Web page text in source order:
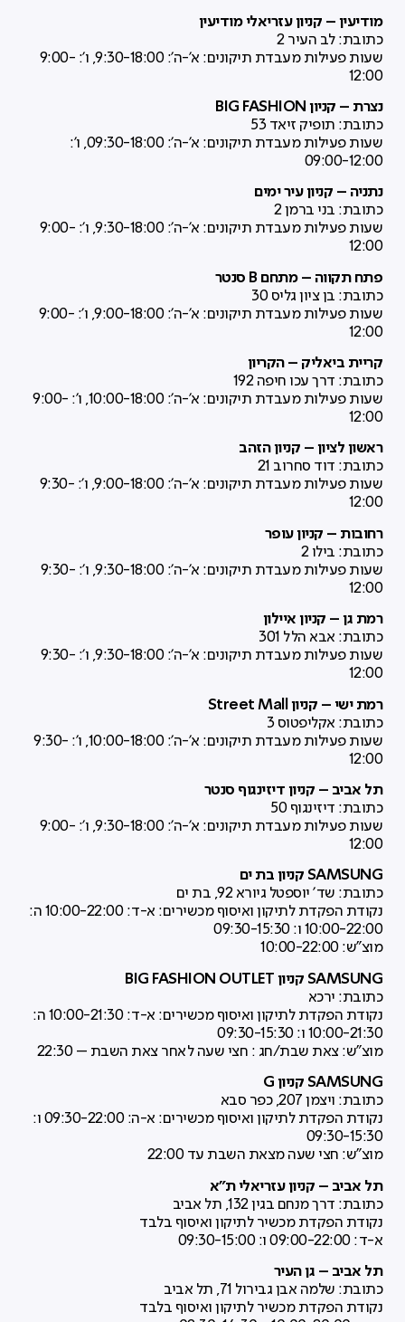
מודיעין – קניון עזריאלי מודיעין
כתובת: לב העיר 2
שעות פעילות מעבדת תיקונים: א'-ה': 9:30-18:00, ו': 9:00-
12:00
נצרת – קניון BIG FASHION
כתובת: תופיק זיאד 53
שעות פעילות מעבדת תיקונים: א'-ה': 09:30-18:00, ו':
09:00-12:00
נתניה – קניון עיר ימים
כתובת: בני ברמן 2
שעות פעילות מעבדת תיקונים: א'-ה': 9:30-18:00, ו': 9:00-
12:00
פתח תקווה – מתחם B סנטר
כתובת: בן ציון גליס 30
שעות פעילות מעבדת תיקונים: א'-ה': 9:00-18:00, ו': 9:00-
12:00
קריית ביאליק – הקריון
כתובת: דרך עכו חיפה 192
שעות פעילות מעבדת תיקונים: א'-ה': 10:00-18:00, ו': 9:00-
12:00
ראשון לציון – קניון הזהב
כתובת: דוד סחרוב 21
שעות פעילות מעבדת תיקונים: א'-ה': 9:00-18:00, ו': 9:30-
12:00
רחובות – קניון עופר
כתובת: בילו 2
שעות פעילות מעבדת תיקונים: א'-ה': 9:30-18:00, ו': 9:30-
12:00
רמת גן – קניון איילון
כתובת: אבא הלל 301
שעות פעילות מעבדת תיקונים: א'-ה': 9:30-18:00, ו': 9:30-
12:00
רמת ישי – קניון Street Mall
כתובת: אקליפטוס 3
שעות פעילות מעבדת תיקונים: א'-ה': 10:00-18:00, ו': 9:30-
12:00
תל אביב – קניון דיזינגוף סנטר
כתובת: דיזינגוף 50
שעות פעילות מעבדת תיקונים: א'-ה': 9:30-18:00, ו': 9:00-
12:00
SAMSUNG קניון בת ים
כתובת: שד' יוספטל גיורא 92,
בת ים
נקודת הפקדת לתיקון ואיסוף מכשירים: א-ד: 10:00-22:00 ה:
10:00-22:00 ו: 09:30-15:30
מוצ"ש: 10:00-22:00
SAMSUNG קניון BIG FASHION OUTLET
כתובת: ירכא
נקודת הפקדת לתיקון ואיסוף מכשירים: א-ד: 10:00-21:30 ה:
10:00-21:30 ו: 09:30-15:30
מוצ"ש: צאת שבת/חג : חצי שעה לאחר צאת השבת – 22:30
SAMSUNG קניון G
כתובת: ויצמן 207,
כפר סבא
נקודת הפקדת לתיקון ואיסוף מכשירים: א-ה: 09:30-22:00 ו:
09:30-15:30
מוצ"ש: חצי שעה מצאת השבת עד 22:00
תל אביב – קניון עזריאלי ת"א
כתובת: דרך מנחם בגין 132,
תל אביב
נקודת הפקדת מכשיר לתיקון ואיסוף בלבד
א-ד: 09:00-22:00 ו: 09:30-15:00
תל אביב – גן העיר
כתובת: שלמה אבן גבירול 71,
תל אביב
נקודת הפקדת מכשיר לתיקון ואיסוף בלבד